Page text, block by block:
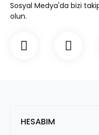
Sosyal Medya'da bizi
olun.
HESABIM